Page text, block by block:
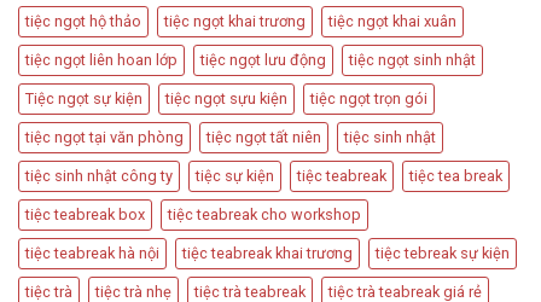
tiệc ngọt hộ thảo tiệc ngọt khai trương tiệc ngọt khai xuân
tiệc ngọt liên hoan lớp tiệc ngọt lưu động tiệc ngọt sinh nhật
Tiệc ngọt sự kiện tiệc ngọt sựu kiện tiệc ngọt trọn gói
tiệc ngọt tại văn phòng tiệc ngọt tất niên tiệc sinh nhật
tiệc sinh nhật công ty tiệc sự kiện tiệc teabreak tiệc tea break
tiệc teabreak box tiệc teabreak cho workshop
tiệc teabreak hà nội tiệc teabreak khai trương tiệc tebreak sự kiện
tiệc trà tiệc trà nhẹ tiệc trà teabreak tiệc trà teabreak giá rẻ